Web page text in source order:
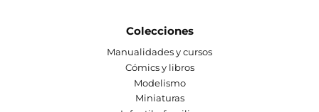
Colecciones
Manualidades y cursos
Cómics y libros
Modelismo
Miniaturas